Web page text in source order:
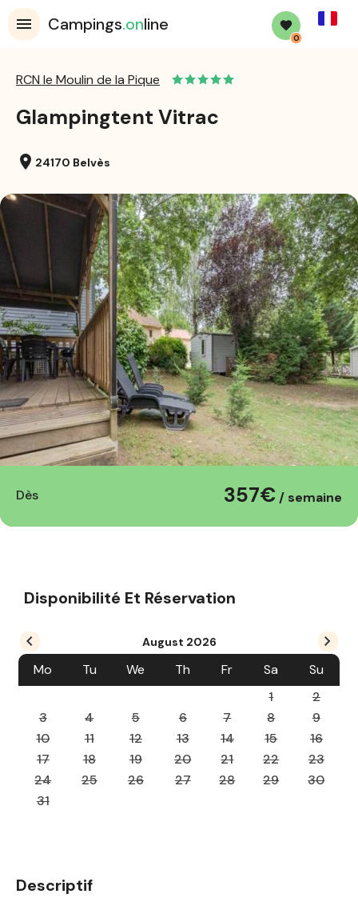
Campings.online
0
RCN le Moulin de la Pique
Glampingtent Vitrac
location_on 24170 Belvès
Dès 357€ / semaine
Disponibilité Et Réservation
August 2026
Mo Tu We Th Fr Sa
Su
1
2
3
4 5 6 7 8
9
10
11 12 13 14 15
16
17
18 19 20 21 22
23
24
25 26 27 28 29
30
31
Descriptif